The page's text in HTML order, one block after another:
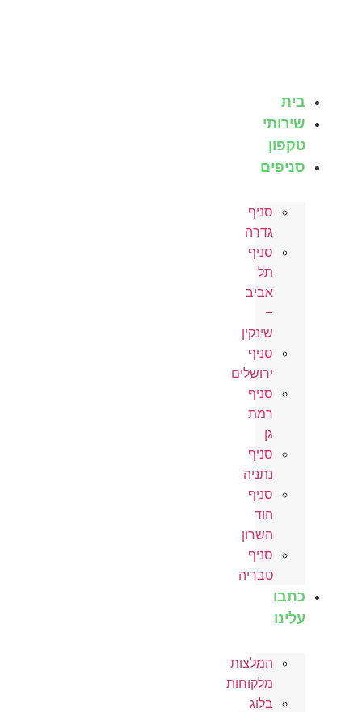
בית
שירותי
טקפון
סניפים
סניף
גדרה
סניף
תל
אביב
–
שינקין
סניף
ירושלים
סניף
רמת
גן
סניף
נתניה
סניף
הוד
השרון
סניף
טבריה
כתבו
עלינו
המלצות
מלקוחות
בלוג